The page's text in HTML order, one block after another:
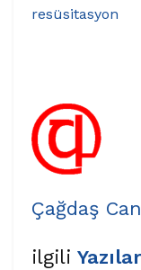
resüsitasyon
Çağdaş Can
ilgili Yazılar